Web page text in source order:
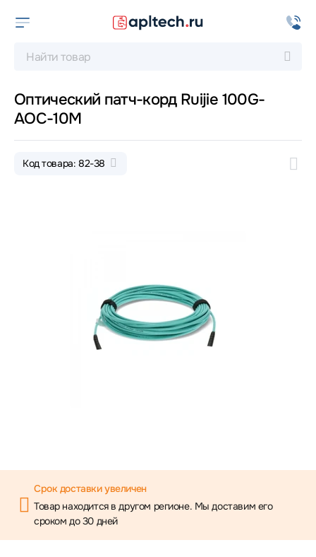
Оптический патч-корд Ruijie 100G-
AOC-10M
Код товара: 82-38
Срок доставки увеличен
Товар находится в другом регионе. Мы доставим его
сроком до 30 дней